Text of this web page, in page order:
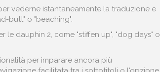
vederne istantaneamente la traduzione e
butt" o "beaching".
le dauphin 2, come "stiffen up", "dog days" o
per imparare ancora più